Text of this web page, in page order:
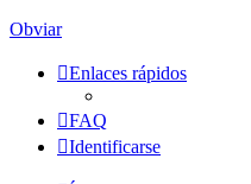
Obviar
Enlaces rápidos
FAQ
Identificarse